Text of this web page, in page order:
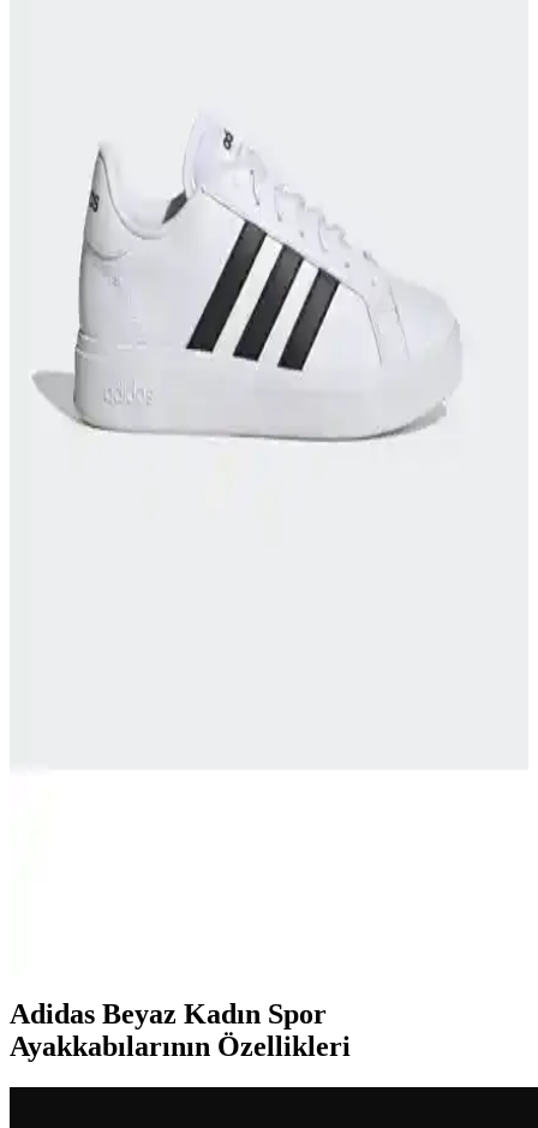
Hummel OSLO Pembe Kadın Spor Ayakkabısı: Şık
ve Konforlu Günlük Kullanım Ayakkabısı
Hummel OSLO pembe kadın spor ayakkabısı, şıklık ve konforu bir
araya getirerek günlük ve spor aktivitelerinde ideal kullanım sağlar,
hafifliği ve dayanıklılığıyla öne çıkar.
Kadın Siyah Spor Ayakkabıları: Konfor ve Şıklığın
Buluştuğu Adidas Modelleri
Kadınlar için tasarlanan Adidas siyah spor ayakkabıları, konfor,
şıklık ve dayanıklılığı bir arada sunar. Günlük ve spor kullanımına
uygun modellerle tarzınızı tamamlayın.
Adidas Beyaz Kadın Spor
Ayakkabılarının Özellikleri